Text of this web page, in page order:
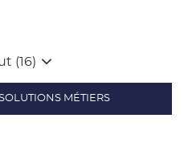
(16)
MÉTIERS